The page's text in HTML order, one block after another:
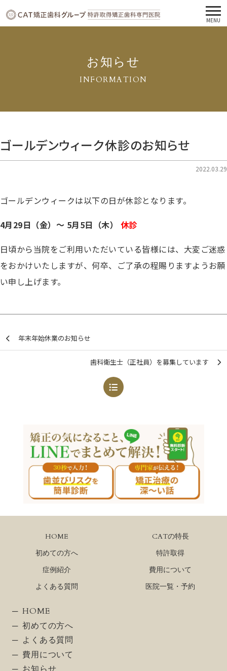
MENU
お知らせ
INFORMATION
ゴールデンウィーク休診のお知らせ
2022.03.29
ゴールデンウィークは以下の日が休診となります。
4月29日（金）〜 5月5日（木） 休診
日頃から当院をご利用いただいている皆様には、大変ご迷惑
をおかけいたしますが、何卒、ご了承の程賜りますようお願
い申し上げます。
年末年始休業のお知らせ
歯科衛生士（正社員）を募集しています
HOME
CATの特長
初めての方へ
特許取得
症例紹介
費用について
よくある質問
医院一覧・予約
HOME
初めての方へ
よくある質問
費用について